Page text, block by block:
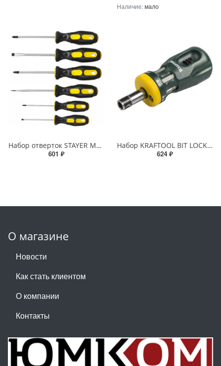
Наличие:мало
Набор отверток STAYER MASTER 6шт (SL; PH) двухкомпонентная рукоятка, магнитный наконечник
601 ₽
Набор KRAFTOOL BIT LOCK отвертка реверсивная с битами, 12-в-1
624 ₽
О магазине
Новости
Как стать клиентом
О компании
Контакты